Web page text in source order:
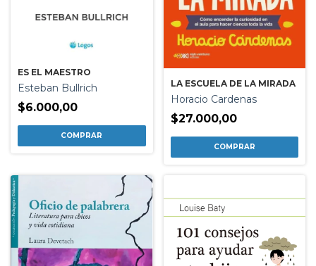
ES EL MAESTRO
Esteban Bullrich
$6.000,00
LA ESCUELA DE LA MIRADA
Horacio Cardenas
$27.000,00